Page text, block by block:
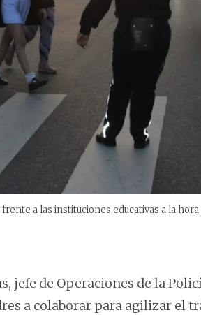
a las instituciones educativas a la hora
jefe de Operaciones de la
a colaborar para agilizar el